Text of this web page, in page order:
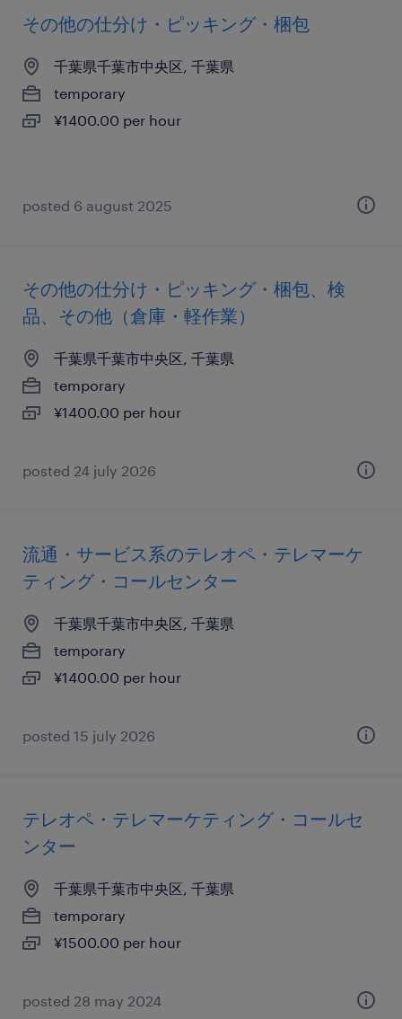
その他の仕分け・ピッキング・梱包
千葉県千葉市中央区, 千葉県
temporary
¥1400.00 per hour
posted 6 august 2025
その他の仕分け・ピッキング・梱包、検
品、その他（倉庫・軽作業）
千葉県千葉市中央区, 千葉県
temporary
¥1400.00 per hour
posted 24 july 2026
流通・サービス系のテレオペ・テレマーケ
ティング・コールセンター
千葉県千葉市中央区, 千葉県
temporary
¥1400.00 per hour
posted 15 july 2026
テレオペ・テレマーケティング・コールセ
ンター
千葉県千葉市中央区, 千葉県
temporary
¥1500.00 per hour
posted 28 may 2024